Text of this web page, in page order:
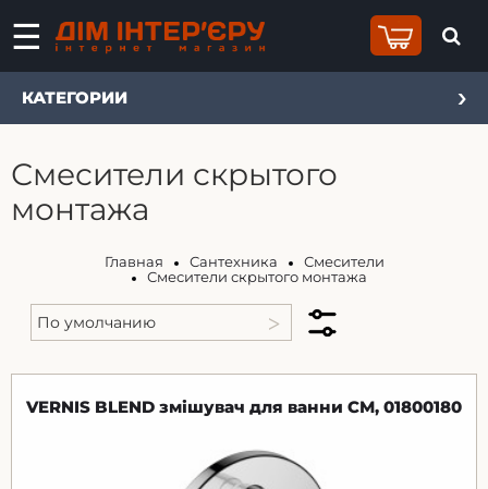
КАТЕГОРИИ
Смесители скрытого
монтажа
Главная Сантехника
Смесители
Смесители скрытого монтажа
VERNIS BLEND змішувач для ванни СМ, 01800180